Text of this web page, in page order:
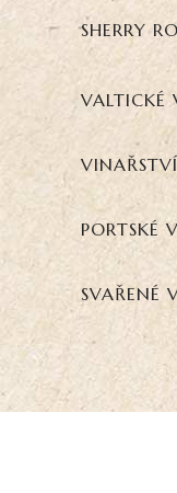
SHERRY
VALTICKÉ
PORTSKÉ
SVAŘENÉ